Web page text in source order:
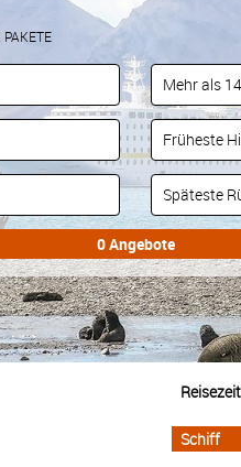
PAKETE
Reisezeit
Schiff